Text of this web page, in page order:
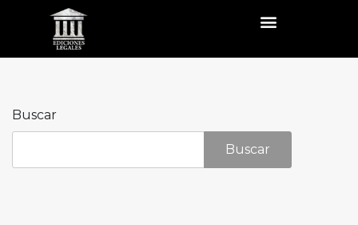
Buscar
Buscar